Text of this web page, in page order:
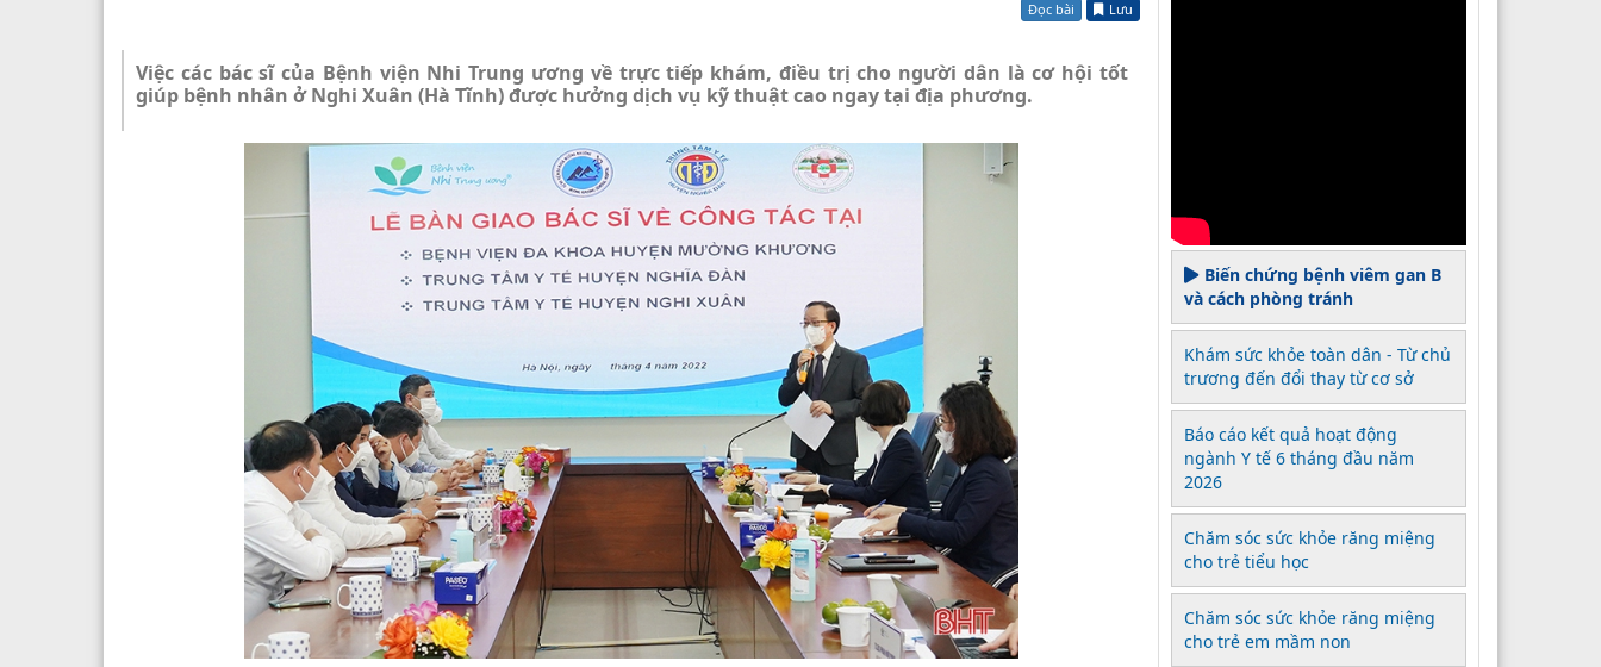
Đọc bài Lưu
Việc các bác sĩ của Bệnh viện Nhi Trung ương về trực tiếp khám, điều trị cho người dân là cơ hội tốt
giúp bệnh nhân ở Nghi Xuân (Hà Tĩnh) được hưởng dịch vụ kỹ thuật cao ngay tại địa phương.
Biến chứng bệnh viêm gan B
và cách phòng tránh
Khám sức khỏe toàn dân - Từ chủ
trương đến đổi thay từ cơ sở
Báo cáo kết quả hoạt động
ngành Y tế 6 tháng đầu năm
2026
Chăm sóc sức khỏe răng miệng
cho trẻ tiểu học
Chăm sóc sức khỏe răng miệng
cho trẻ em mầm non